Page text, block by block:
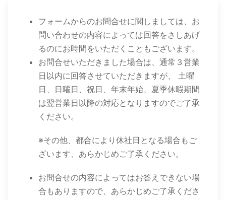
フォームからのお問合せに関しましては、お
問い合わせの内容によっては回答をさしあげ
るのにお時間をいただくこともございます。
お問合せいただきました場合は、通常３営業
日以内に回答させていただきますが、 土曜
日、日曜日、祝日、年末年始、夏季休暇期間
は翌営業日以降の対応となりますのでご了承
ください。
※その他、都合により休社日となる場合もご
ざいます、あらかじめご了承ください。
お問合せの内容によってはお答えできない場
合もありますので、あらかじめご了承くださ